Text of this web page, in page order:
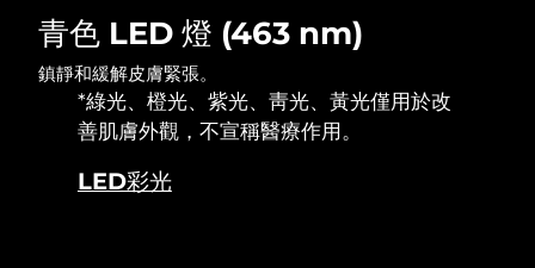
青色 LED 燈 (463 nm)
鎮靜和緩解皮膚緊張。
*綠光、橙光、紫光、靑光、黃光僅用於改
善肌膚外觀，不宣稱醫療作用。
LED彩光
留尼旺
羅馬尼亞
俄羅斯
沙烏地阿拉伯